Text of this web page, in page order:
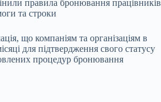
що компаніям та організаціям в
для підтвердження свого статусу
процедур бронювання